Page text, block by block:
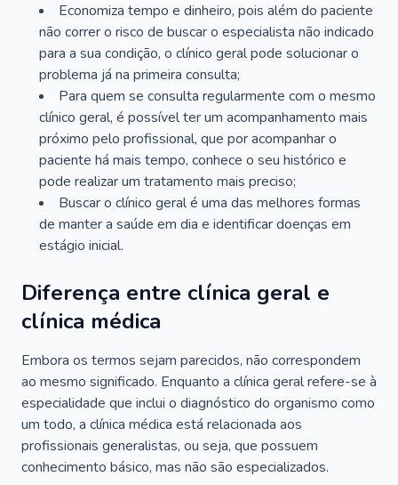
Economiza tempo e dinheiro, pois além do paciente
não correr o risco de buscar o especialista não indicado
para a sua condição, o clínico geral pode solucionar o
problema já na primeira consulta;
Para quem se consulta regularmente com o mesmo
clínico geral, é possível ter um acompanhamento mais
próximo pelo profissional, que por acompanhar o
paciente há mais tempo, conhece o seu histórico e
pode realizar um tratamento mais preciso;
Buscar o clínico geral é uma das melhores formas
de manter a saúde em dia e identificar doenças em
estágio inicial.
Diferença entre clínica geral e
clínica médica
Embora os termos sejam parecidos, não correspondem
ao mesmo significado. Enquanto a clínica geral refere-se à
especialidade que inclui o diagnóstico do organismo como
um todo, a clínica médica está relacionada aos
profissionais generalistas, ou seja, que possuem
conhecimento básico, mas não são especializados.